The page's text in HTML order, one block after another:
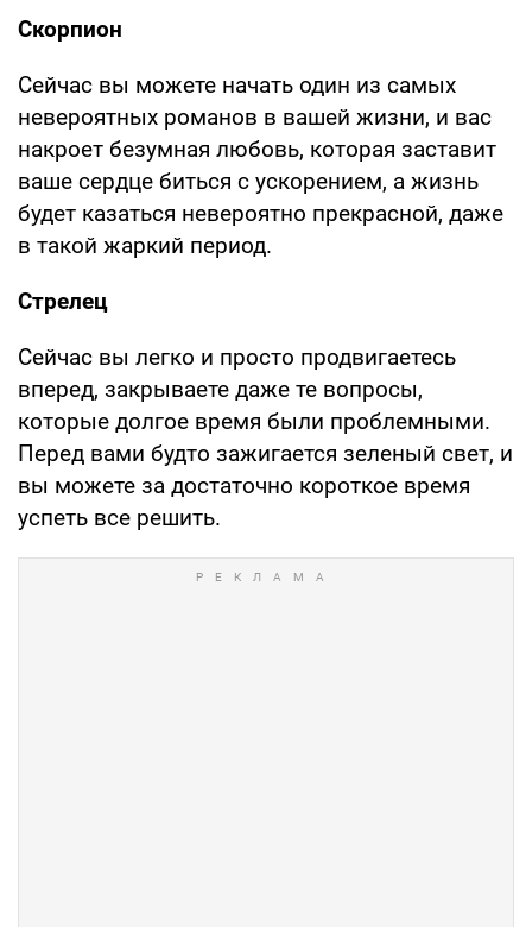
Скорпион
Сейчас вы можете начать один из самых
невероятных романов в вашей жизни, и вас
накроет безумная любовь, которая заставит
ваше сердце биться с ускорением, а жизнь
будет казаться невероятно прекрасной, даже
в такой жаркий период.
Стрелец
Сейчас вы легко и просто продвигаетесь
вперед, закрываете даже те вопросы,
которые долгое время были проблемными.
Перед вами будто зажигается зеленый свет, и
вы можете за достаточно короткое время
успеть все решить.